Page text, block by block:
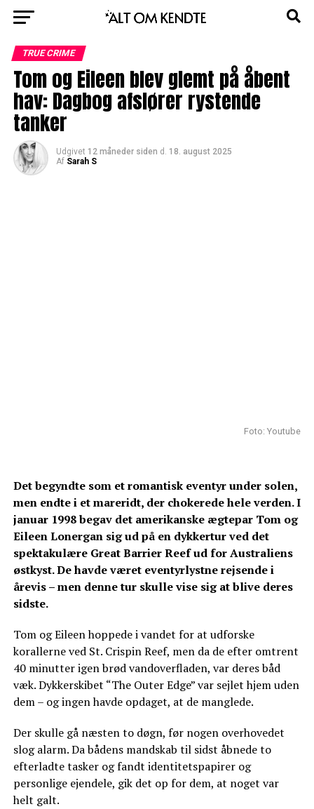
TRUE CRIME
Tom og Eileen blev glemt på åbent
hav: Dagbog afslører rystende
tanker
Udgivet 12 måneder siden d. 18. august 2025
Af Sarah S
Foto: Youtube
Det begyndte som et romantisk eventyr under solen,
men endte i et mareridt, der chokerede hele verden. I
januar 1998 begav det amerikanske ægtepar Tom og
Eileen Lonergan sig ud på en dykkertur ved det
spektakulære Great Barrier Reef ud for Australiens
østkyst. De havde været eventyrlystne rejsende i
årevis – men denne tur skulle vise sig at blive deres
sidste.
Tom og Eileen hoppede i vandet for at udforske
korallerne ved St. Crispin Reef, men da de efter omtrent
40 minutter igen brød vandoverfladen, var deres båd
væk. Dykkerskibet “The Outer Edge” var sejlet hjem uden
dem – og ingen havde opdaget, at de manglede.
Der skulle gå næsten to døgn, før nogen overhovedet
slog alarm. Da bådens mandskab til sidst åbnede to
efterladte tasker og fandt identitetspapirer og
personlige ejendele, gik det op for dem, at noget var
helt galt.